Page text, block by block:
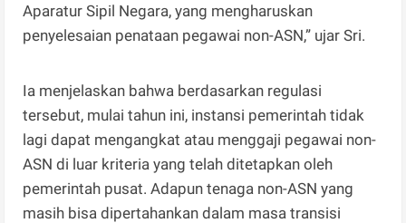
Aparatur Sipil Negara, yang mengharuskan
penyelesaian penataan pegawai non-ASN,” ujar Sri.
Ia menjelaskan bahwa berdasarkan regulasi
tersebut, mulai tahun ini, instansi pemerintah tidak
lagi dapat mengangkat atau menggaji pegawai non-
ASN di luar kriteria yang telah ditetapkan oleh
pemerintah pusat. Adapun tenaga non-ASN yang
masih bisa dipertahankan dalam masa transisi